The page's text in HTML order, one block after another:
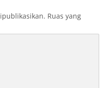
Ruas yang